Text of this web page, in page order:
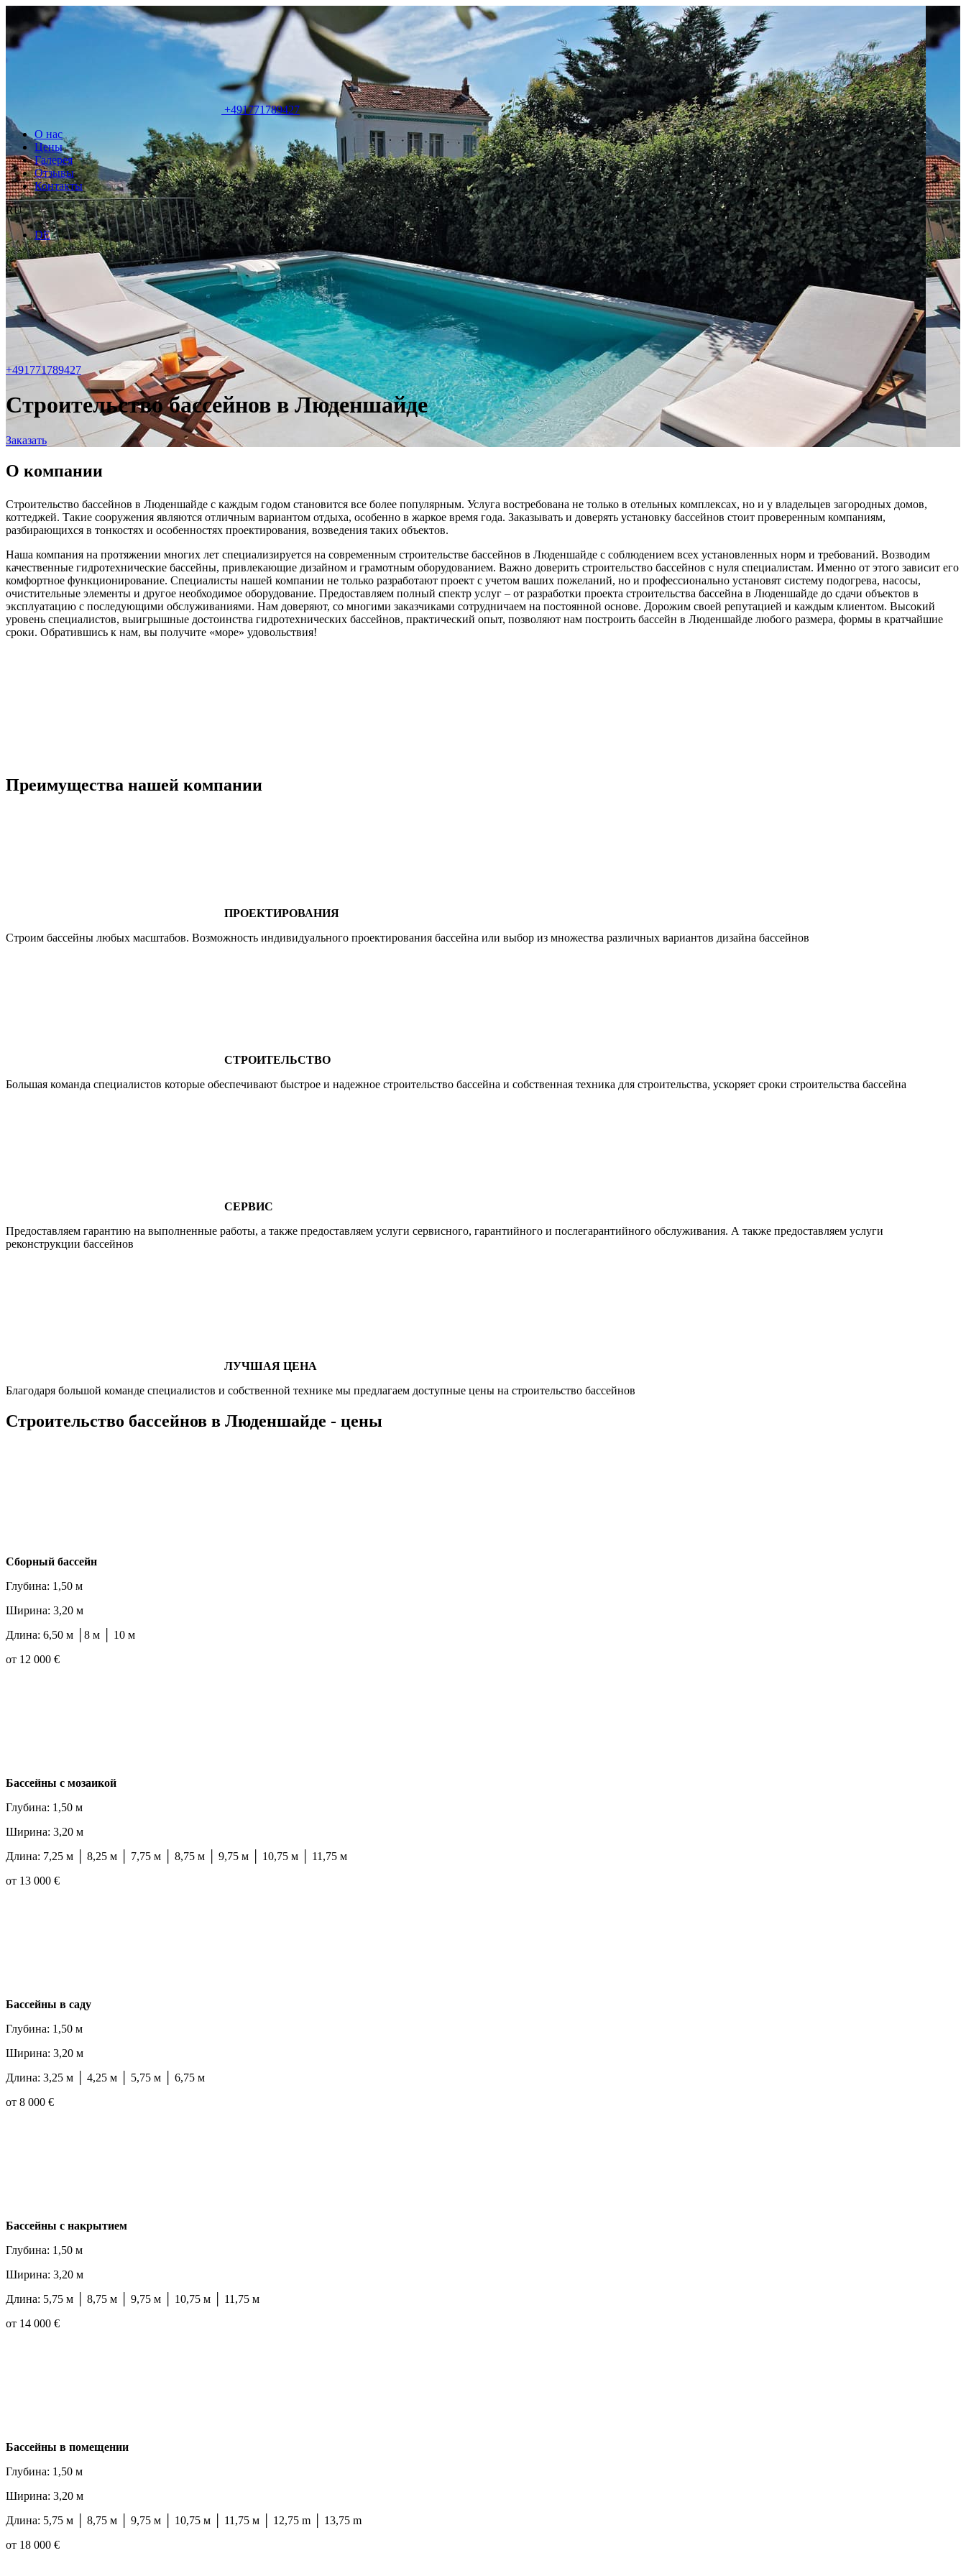
+491771789427
О нас
Цены
Галерея
Отзывы
Контакты
RU
DE
+491771789427
Строительство бассейнов в Люденшайде
Заказать
О компании
Строительство бассейнов в Люденшайде с каждым годом становится все более популярным. Услуга востребована не только в отельных комплексах, но и у владельцев загородных домов,
коттеджей. Такие сооружения являются отличным вариантом отдыха, особенно в жаркое время года. Заказывать и доверять установку бассейнов стоит проверенным компаниям,
разбирающихся в тонкостях и особенностях проектирования, возведения таких объектов.
Наша компания на протяжении многих лет специализируется на современным строительстве бассейнов в Люденшайде с соблюдением всех установленных норм и требований. Возводим
качественные гидротехнические бассейны, привлекающие дизайном и грамотным оборудованием. Важно доверить строительство бассейнов с нуля специалистам. Именно от этого зависит его
комфортное функционирование. Специалисты нашей компании не только разработают проект с учетом ваших пожеланий, но и профессионально установят систему подогрева, насосы,
очистительные элементы и другое необходимое оборудование. Предоставляем полный спектр услуг – от разработки проекта строительства бассейна в Люденшайде до сдачи объектов в
эксплуатацию с последующими обслуживаниями. Нам доверяют, со многими заказчиками сотрудничаем на постоянной основе. Дорожим своей репутацией и каждым клиентом. Высокий
уровень специалистов, выигрышные достоинства гидротехнических бассейнов, практический опыт, позволяют нам построить бассейн в Люденшайде любого размера, формы в кратчайшие
сроки. Обратившись к нам, вы получите «море» удовольствия!
Преимущества нашей компании
ПРОЕКТИРОВАНИЯ
Строим бассейны любых масштабов. Возможность индивидуального проектирования бассейна или выбор из множества различных вариантов дизайна бассейнов
СТРОИТЕЛЬСТВО
Большая команда специалистов которые обеспечивают быстрое и надежное строительство бассейна и собственная техника для строительства, ускоряет сроки строительства бассейна
СЕРВИС
Предоставляем гарантию на выполненные работы, а также предоставляем услуги сервисного, гарантийного и послегарантийного обслуживания. А также предоставляем услуги
реконструкции бассейнов
ЛУЧШАЯ ЦЕНА
Благодаря большой команде специалистов и собственной технике мы предлагаем доступные цены на строительство бассейнов
Строительство бассейнов в Люденшайде - цены
Cборный бассейн
Глубина: 1,50 м
Ширина: 3,20 м
Длина: 6,50 м │8 м │ 10 м
от 12 000 €
Бассейны с мозаикой
Глубина: 1,50 м
Ширина: 3,20 м
Длина: 7,25 м │ 8,25 м │ 7,75 м │ 8,75 м │ 9,75 м │ 10,75 м │ 11,75 м
от 13 000 €
Бассейны в саду
Глубина: 1,50 м
Ширина: 3,20 м
Длина: 3,25 м │ 4,25 м │ 5,75 м │ 6,75 м
от 8 000 €
Бассейны с накрытием
Глубина: 1,50 м
Ширина: 3,20 м
Длина: 5,75 м │ 8,75 м │ 9,75 м │ 10,75 м │ 11,75 м
от 14 000 €
Бассейны в помещении
Глубина: 1,50 м
Ширина: 3,20 м
Длина: 5,75 м │ 8,75 м │ 9,75 м │ 10,75 м │ 11,75 м │ 12,75 m │ 13,75 m
от 18 000 €